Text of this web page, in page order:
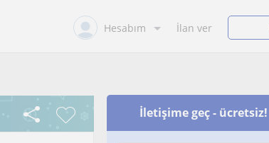
Hesabım İlan ver
İletişime geç - ücretsiz!